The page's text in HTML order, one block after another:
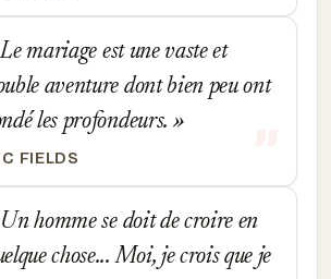
mariage est une vaste et
aventure dont bien peu ont
les profondeurs.
FIELDS
homme se doit de croire en
chose... Moi, je crois que je